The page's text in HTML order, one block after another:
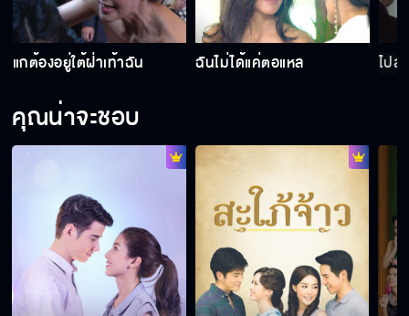
แกต้องอยู่ใต้ฝ่าเท้าฉัน ฉันไม่ได้แค่ตอแหล ไปล
คุณน่าจะชอบ